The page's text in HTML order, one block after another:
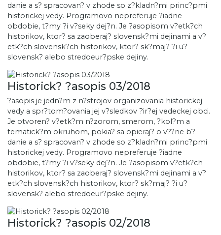
danie a s? spracovan? v zhode so z?kladn?mi princ?pmi
historickej vedy. Programovo nepreferuje ?iadne
obdobie, t?my ?i v?seky dej?n. Je ?asopisom v?etk?ch
historikov, ktor? sa zaoberaj? slovensk?mi dejinami a v?
etk?ch slovensk?ch historikov, ktor? sk?maj? ?i u?
slovensk? alebo stredoeur?pske dejiny.
Historick? ?asopis 03/2018
?asopis je jedn?m z n?strojov organizovania historickej
vedy a spr?tom?ovania jej v?sledkov ?ir?ej vedeckej obci.
Je otvoren? v?etk?m n?zorom, smerom, ?kol?m a
tematick?m okruhom, pokia? sa opieraj? o v??ne b?
danie a s? spracovan? v zhode so z?kladn?mi princ?pmi
historickej vedy. Programovo nepreferuje ?iadne
obdobie, t?my ?i v?seky dej?n. Je ?asopisom v?etk?ch
historikov, ktor? sa zaoberaj? slovensk?mi dejinami a v?
etk?ch slovensk?ch historikov, ktor? sk?maj? ?i u?
slovensk? alebo stredoeur?pske dejiny.
Historick? ?asopis 02/2018